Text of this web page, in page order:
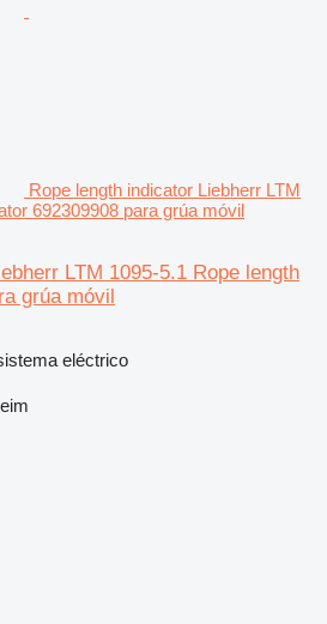
Rope length indicator Liebherr LTM
692309908 para grúa móvil
LTM 1095-5.1 Rope length
grúa móvil
eléctrico